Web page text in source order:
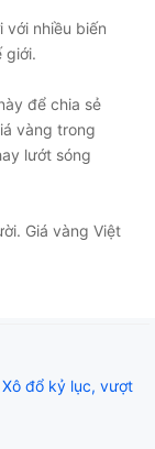
với nhiều biến
giới.
để chia sẻ
vàng trong
lướt sóng
Giá vàng Việt
đổ kỷ lục, vượt